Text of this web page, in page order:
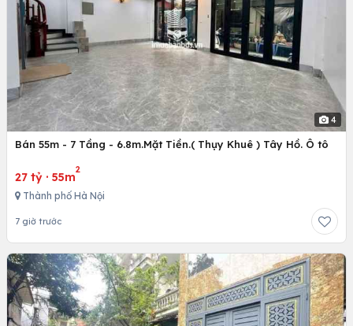
4
Bán 55m - 7 Tầng - 6.8m.Mặt Tiền.( Thụy Khuê ) Tây Hồ. Ô tô
27 tỷ · 55m
2
Thành phố Hà Nội
7 giờ trước